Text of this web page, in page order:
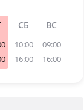
СБ
10:00
16:00
ВС
09:00
16:00